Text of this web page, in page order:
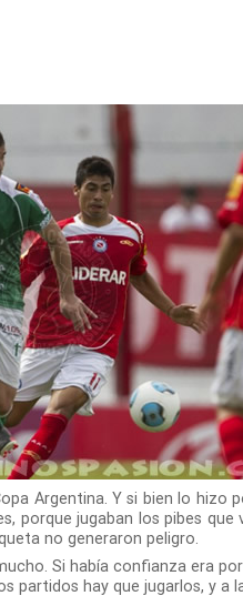
Argentina. Y si bien lo hizo
porque jugaban los pibes
no generaron peligro.
Si había confianza era
partidos hay que jugarlos, y a